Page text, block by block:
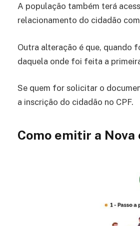
A população também terá
relacionamento do cidadão
Outra alteração é que, quando
daquela onde foi feita a
Se quem for solicitar o
a inscrição do cidadão no CPF.
Como emitir a